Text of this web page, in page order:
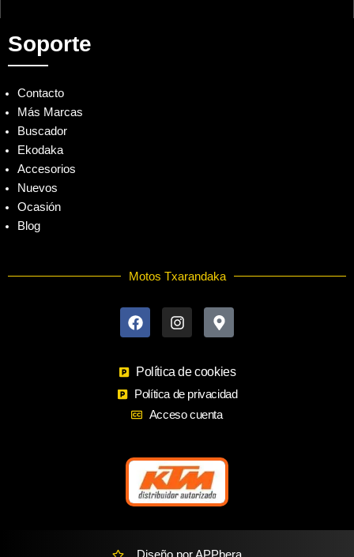
Soporte
Contacto
Más Marcas
Buscador
Ekodaka
Accesorios
Nuevos
Ocasión
Blog
Motos Txarandaka
a
c
o
o
k
n
s
g
r
a
m
a
p
a
r
k
e
a
Política de cookies
Política de privacidad
Acceso cuenta